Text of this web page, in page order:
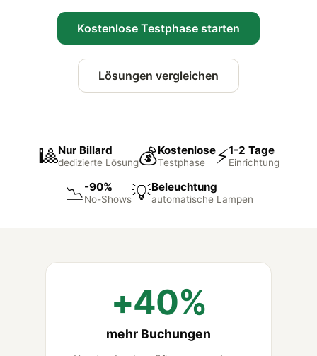
Kostenlose Testphase starten
Lösungen vergleichen
🎱Nur Billard
dedizierte Lösung💰Kostenlose
Testphase ⚡1-2 Tage
Einrichtung
📉-90%
No-Shows💡Beleuchtung
automatische Lampen
+40%
mehr Buchungen